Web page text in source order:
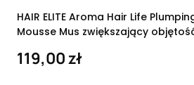
HAIR ELITE Aroma Hair Life
Mousse Mus zwiększający
119,00 zł